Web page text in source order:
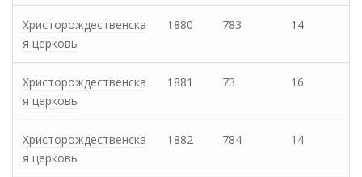
Христорождественска
я церковь
1880 783 14
Христорождественска
я церковь
1881 73 16
Христорождественска
я церковь
1882 784 14